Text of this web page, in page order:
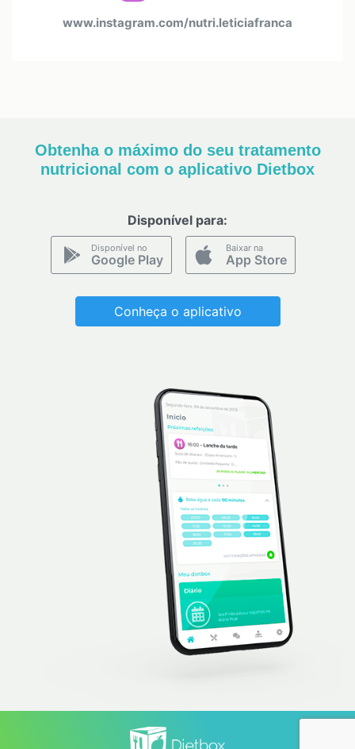
www.instagram.com/nutri.leticiafranca
Obtenha o máximo do seu tratamento
nutricional com o aplicativo Dietbox
Disponível para:
Disponível no
Google Play
Baixar na
App Store
Conheça o aplicativo